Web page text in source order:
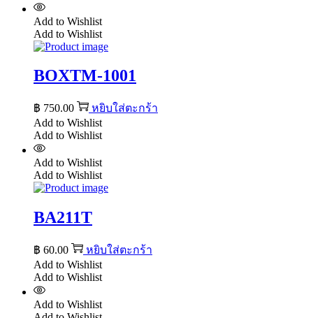
Add to Wishlist
Add to Wishlist
BOXTM-1001
฿ 750.00
หยิบใส่ตะกร้า
Add to Wishlist
Add to Wishlist
Add to Wishlist
Add to Wishlist
BA211T
฿ 60.00
หยิบใส่ตะกร้า
Add to Wishlist
Add to Wishlist
Add to Wishlist